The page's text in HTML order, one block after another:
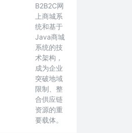
B2B2C网
上商城系
统和基于
Java商城
系统的技
术架构，
成为企业
突破地域
限制、整
合供应链
资源的重
要载体。